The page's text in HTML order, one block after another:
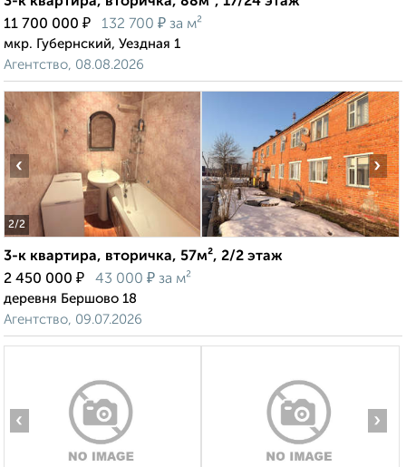
11 700 000 ₽ 132 700 ₽ за м²
мкр. Губернский, Уездная 1
Агентство, 08.08.2026
2/2
‹ ›
3-к квартира, вторичка, 57м², 2/2 этаж
2 450 000 ₽ 43 000 ₽ за м²
деревня Бершово 18
Агентство, 09.07.2026
‹ ›